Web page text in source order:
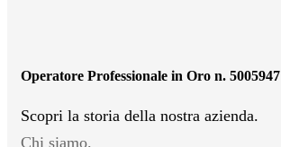
Operatore Professionale in Oro n. 5005947
Scopri la storia della nostra azienda.
Chi siamo.